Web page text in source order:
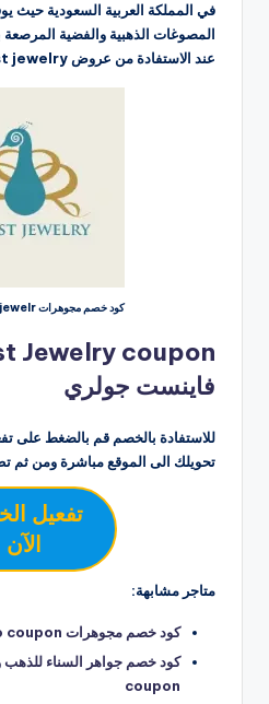
في المملكة العربية السعودية حيث
المصوغات الذهبية والفضية المرصعة
عند الاستفادة من عروض finest jewelry.
كود خصم مجوهرات finest jewelr
فاينست جولري
للاستفادة بالخصم قم بالضغط على
تحويلك الى الموقع مباشرة ومن ثم
تفعيل
الآن
متاجر مشابهة:
كود خصم مجوهرات GHASHEE – hello coupon
coupon